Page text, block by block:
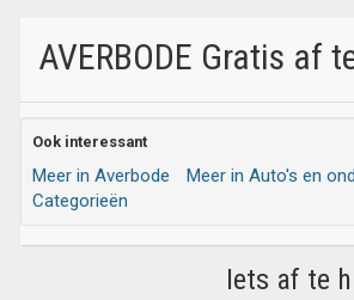
AVERBODE Gratis af
Ook interessant
Meer in Averbode Meer in Auto's en
Categorieën
Iets af te